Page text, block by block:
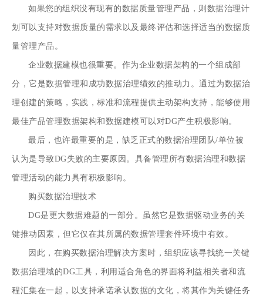
如果您的组织没有现有的数据质量管理产品，则数据治理计
划可以支持对数据质量的需求以及最终评估和选择适当的数据质
量管理产品。
企业数据建模也很重要。作为企业数据架构的一个组成部
分，它是数据管理和成功数据治理绩效的推动力。通过为数据治
理创建的策略，实践，标准和流程提供主动架构支持，能够使用
最佳产品管理数据架构和数据建模可以对DG产生积极影响。
最后，也许最重要的是，缺乏正式的数据治理团队/单位被
认为是导致DG失败的主要原因。具备管理所有数据治理和数据
管理活动的能力具有积极影响。
购买数据治理技术
DG是更大数据难题的一部分。虽然它是数据驱动业务的关
键推动因素，但它仅在其所属的数据管理套件环境中有效。
因此，在购买数据治理解决方案时，组织应该寻找统一关键
数据治理域的DG工具，利用适合角色的界面将利益相关者和流
程汇集在一起，以支持承诺承认数据的文化，将其作为关键任务